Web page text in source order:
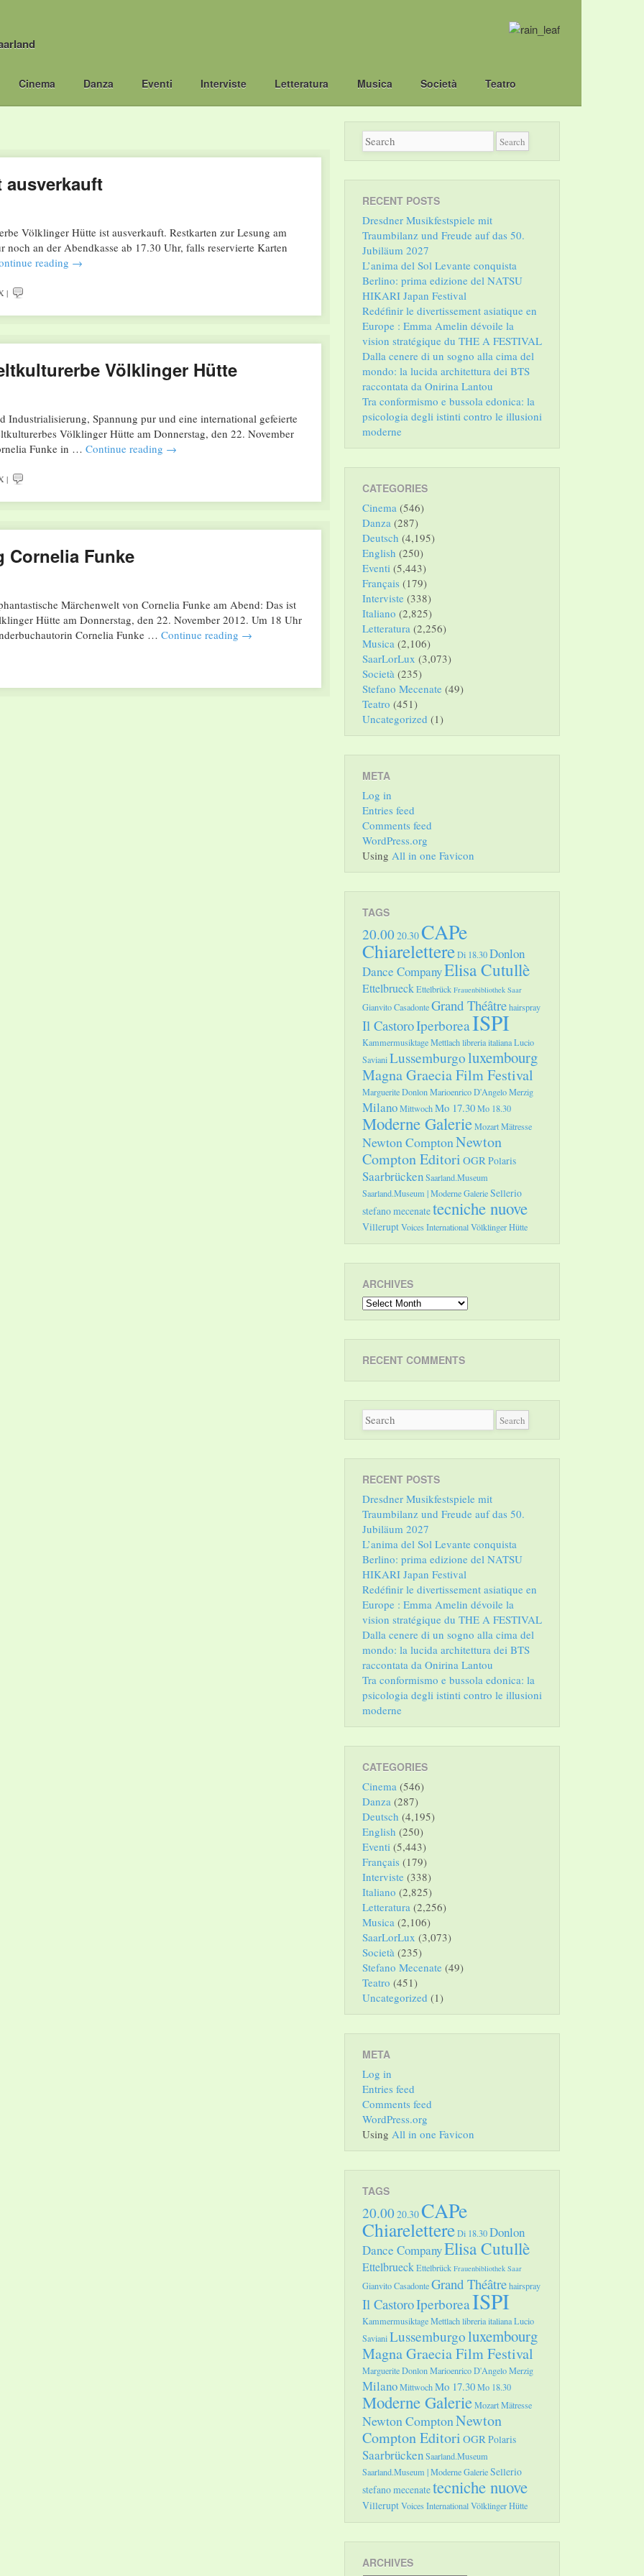
Cinema Danza Eventi Interviste Letteratura Musica Società Teatro
ausverkauft
Völklinger Hütte ist ausverkauft. Restkarten zur Lesung am
an der Abendkasse ab 17.30 Uhr, falls reservierte Karten
reading →
|
Völklinger Hütte
Industrialisierung, Spannung pur und eine international gefeierte
Völklinger Hütte am Donnerstag, den 22. November
Funke in … Continue reading →
|
Cornelia Funke
Märchenwelt von Cornelia Funke am Abend: Das ist
Hütte am Donnerstag, den 22. November 2012. Um 18 Uhr
Cornelia Funke … Continue reading →
RECENT POSTS
Dresdner Musikfestspiele mit
Traumbilanz und Freude auf das 50.
Jubiläum 2027
L’anima del Sol Levante conquista
Berlino: prima edizione del NATSU
HIKARI Japan Festival
Redéfinir le divertissement asiatique en
Europe : Emma Amelin dévoile la
vision stratégique du THE A FESTIVAL
Dalla cenere di un sogno alla cima del
mondo: la lucida architettura dei BTS
raccontata da Onirina Lantou
Tra conformismo e bussola edonica: la
psicologia degli istinti contro le illusioni
moderne
CATEGORIES
Cinema (546)
Danza (287)
Deutsch (4,195)
English (250)
Eventi (5,443)
Français (179)
Interviste (338)
Italiano (2,825)
Letteratura (2,256)
Musica (2,106)
SaarLorLux (3,073)
Società (235)
Stefano Mecenate (49)
Teatro (451)
Uncategorized (1)
META
Log in
Entries feed
Comments feed
WordPress.org
Using All in one Favicon
TAGS
20.00 20.30CAPe
ChiarelettereDi 18.30Donlon
Dance CompanyElisa Cutullè
EttelbrueckEttelbrück Frauenbibliothek Saar
Gianvito CasadonteGrand Théâtrehairspray
Il CastoroIperboreaISPI
Kammermusiktage Mettlachlibreria italianaLucio
SavianiLussemburgoluxembourg
Magna Graecia Film Festival
Marguerite DonlonMarioenrico D'AngeloMerzig
MilanoMittwochMo 17.30Mo 18.30
Moderne GalerieMozartMätresse
Newton ComptonNewton
Compton Editori OGRPolaris
SaarbrückenSaarland.Museum
Saarland.Museum | Moderne GalerieSellerio
stefano mecenatetecniche nuove
VilleruptVoices InternationalVölklinger Hütte
ARCHIVES
Archives
RECENT COMMENTS
RECENT POSTS
Dresdner Musikfestspiele mit
Traumbilanz und Freude auf das 50.
Jubiläum 2027
L’anima del Sol Levante conquista
Berlino: prima edizione del NATSU
HIKARI Japan Festival
Redéfinir le divertissement asiatique en
Europe : Emma Amelin dévoile la
vision stratégique du THE A FESTIVAL
Dalla cenere di un sogno alla cima del
mondo: la lucida architettura dei BTS
raccontata da Onirina Lantou
Tra conformismo e bussola edonica: la
psicologia degli istinti contro le illusioni
moderne
CATEGORIES
Cinema (546)
Danza (287)
Deutsch (4,195)
English (250)
Eventi (5,443)
Français (179)
Interviste (338)
Italiano (2,825)
Letteratura (2,256)
Musica (2,106)
SaarLorLux (3,073)
Società (235)
Stefano Mecenate (49)
Teatro (451)
Uncategorized (1)
META
Log in
Entries feed
Comments feed
WordPress.org
Using All in one Favicon
TAGS
20.00 20.30CAPe
ChiarelettereDi 18.30Donlon
Dance CompanyElisa Cutullè
EttelbrueckEttelbrück Frauenbibliothek Saar
Gianvito CasadonteGrand Théâtrehairspray
Il CastoroIperboreaISPI
Kammermusiktage Mettlachlibreria italianaLucio
SavianiLussemburgoluxembourg
Magna Graecia Film Festival
Marguerite DonlonMarioenrico D'AngeloMerzig
MilanoMittwochMo 17.30Mo 18.30
Moderne GalerieMozartMätresse
Newton ComptonNewton
Compton Editori OGRPolaris
SaarbrückenSaarland.Museum
Saarland.Museum | Moderne GalerieSellerio
stefano mecenatetecniche nuove
VilleruptVoices InternationalVölklinger Hütte
ARCHIVES